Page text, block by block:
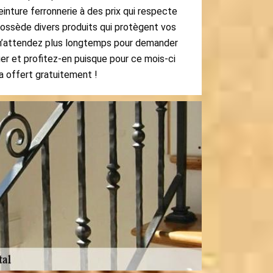
ferronnerie à des prix qui respecte
divers produits qui protègent vos
plus longtemps pour demander
et profitez-en puisque pour ce mois-ci
offert gratuitement !